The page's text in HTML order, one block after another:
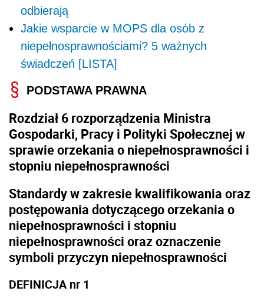
odbierają
Jakie wsparcie w MOPS dla osób z
niepełnosprawnościami? 5 ważnych
świadczeń [LISTA]
PODSTAWA PRAWNA
Rozdział 6 rozporządzenia Ministra
Gospodarki, Pracy i Polityki Społecznej w
sprawie orzekania o niepełnosprawności i
stopniu niepełnosprawności
Standardy w zakresie kwalifikowania oraz
postępowania dotyczącego orzekania o
niepełnosprawności i stopniu
niepełnosprawności oraz oznaczenie
symboli przyczyn niepełnosprawności
DEFINICJA nr 1